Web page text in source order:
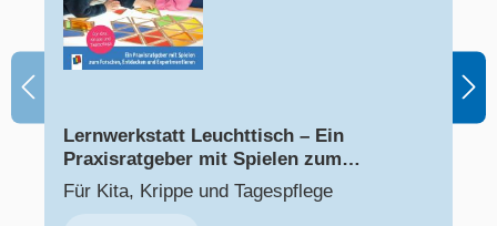
Lernwerkstatt Leuchttisch – Ein
Praxisratgeber mit Spielen zum
Forschen, Entdecken und
Experimentieren
Für Kita, Krippe und Tagespflege